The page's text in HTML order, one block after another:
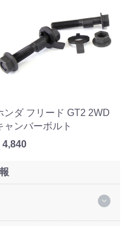
ンダ フリード GT2 2WD
ャンバーボルト
4,840